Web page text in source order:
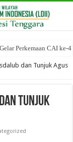
Perkemaan CAI ke-
dan Tunjuk Agus
Tunjuk